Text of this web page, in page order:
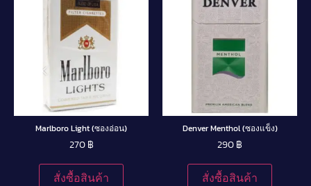
Marlboro Light (ซองอ่อน)
270฿
สั่งซื้อสินค้า
Denver Menthol (ซองแข็ง)
290฿
สั่งซื้อสินค้า